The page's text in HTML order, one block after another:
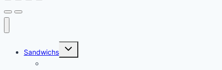
Sandwichs
Ouvrir/fermer